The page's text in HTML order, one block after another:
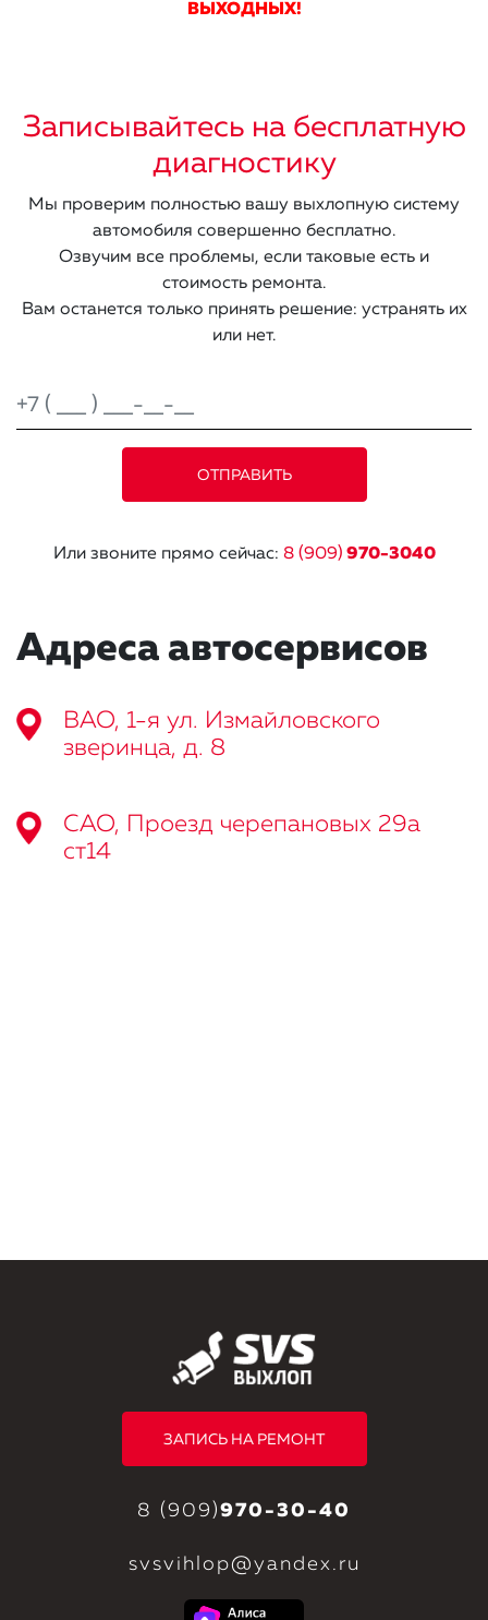
ВЫХОДНЫХ!
Записывайтесь на бесплатную
диагностику
Мы проверим полностью вашу выхлопную систему
автомобиля совершенно бесплатно.
Озвучим все проблемы, если таковые есть и
стоимость ремонта.
Вам останется только принять решение: устранять их
или нет.
Или звоните прямо сейчас: 8 (909) 970-3040
Адреса автосервисов
ВАО, 1-я ул. Измайловского
зверинца, д. 8
САО, Проезд черепановых 29а
ст14
ЗАПИСЬ НА РЕМОНТ
8 (909)970-30-40
svsvihlop@yandex.ru